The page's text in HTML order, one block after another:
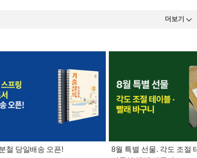
더보기
철 당일배송 오픈!
8월 특별 선물. 각도 조절